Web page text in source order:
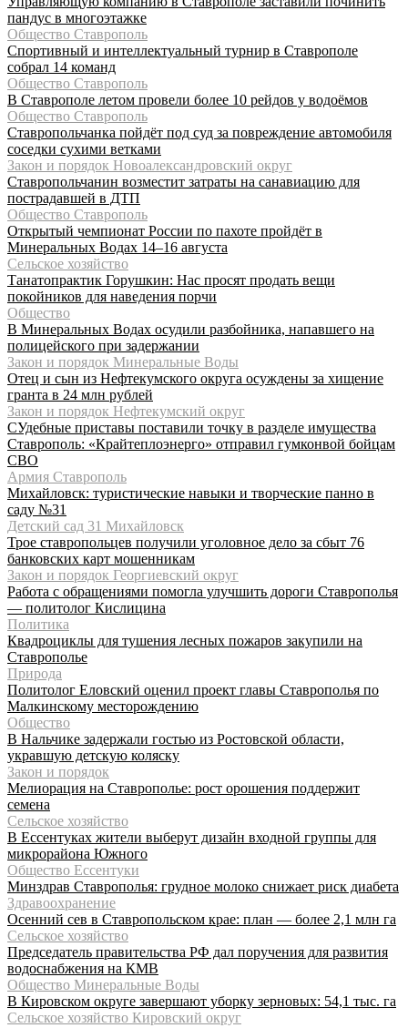
пандус в многоэтажке
Общество Ставрополь
Спортивный и интеллектуальный турнир в Ставрополе
собрал 14 команд
Общество Ставрополь
В Ставрополе летом провели более 10 рейдов у водоёмов
Общество Ставрополь
Ставропольчанка пойдёт под суд за повреждение автомобиля
соседки сухими ветками
Закон и порядок Новоалександровский округ
Ставропольчанин возместит затраты на санавиацию для
пострадавшей в ДТП
Общество Ставрополь
Открытый чемпионат России по пахоте пройдёт в
Минеральных Водах 14–16 августа
Сельское хозяйство
Танатопрактик Горушкин: Нас просят продать вещи
покойников для наведения порчи
Общество
В Минеральных Водах осудили разбойника, напавшего на
полицейского при задержании
Закон и порядок Минеральные Воды
Отец и сын из Нефтекумского округа осуждены за хищение
гранта в 24 млн рублей
Закон и порядок Нефтекумский округ
СУдебные приставы поставили точку в разделе имущества
Ставрополь: «Крайтеплоэнерго» отправил гумконвой бойцам
СВО
Армия Ставрополь
Михайловск: туристические навыки и творческие панно в
саду №31
Детский сад 31 Михайловск
Трое ставропольцев получили уголовное дело за сбыт 76
банковских карт мошенникам
Закон и порядок Георгиевский округ
Работа с обращениями помогла улучшить дороги Ставрополья
— политолог Кислицина
Политика
Квадроциклы для тушения лесных пожаров закупили на
Ставрополье
Природа
Политолог Еловский оценил проект главы Ставрополья по
Малкинскому месторождению
Общество
В Нальчике задержали гостью из Ростовской области,
укравшую детскую коляску
Закон и порядок
Мелиорация на Ставрополье: рост орошения поддержит
семена
Сельское хозяйство
В Ессентуках жители выберут дизайн входной группы для
микрорайона Южного
Общество Ессентуки
Минздрав Ставрополья: грудное молоко снижает риск диабета
Здравоохранение
Осенний сев в Ставропольском крае: план — более 2,1 млн га
Сельское хозяйство
Председатель правительства РФ дал поручения для развития
водоснабжения на КМВ
Общество Минеральные Воды
В Кировском округе завершают уборку зерновых: 54,1 тыс. га
Сельское хозяйство Кировский округ